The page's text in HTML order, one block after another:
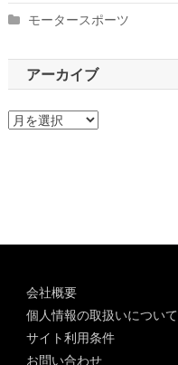
モータースポーツ
アーカイブ
ア
会社概要
個人情報の取扱いについて
サイト利用条件
お問い合わせ